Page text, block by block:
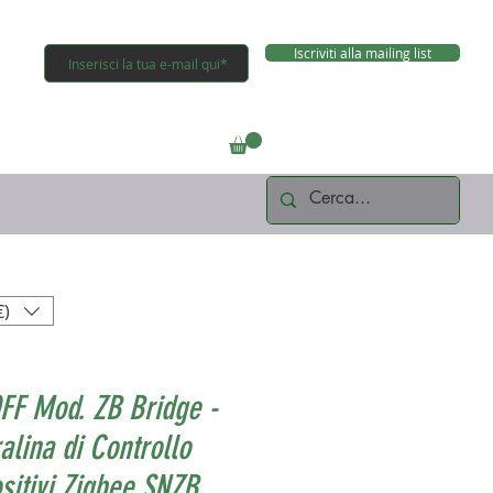
Iscriviti alla mailing list
Mod. ZB Bridge -
di Controllo